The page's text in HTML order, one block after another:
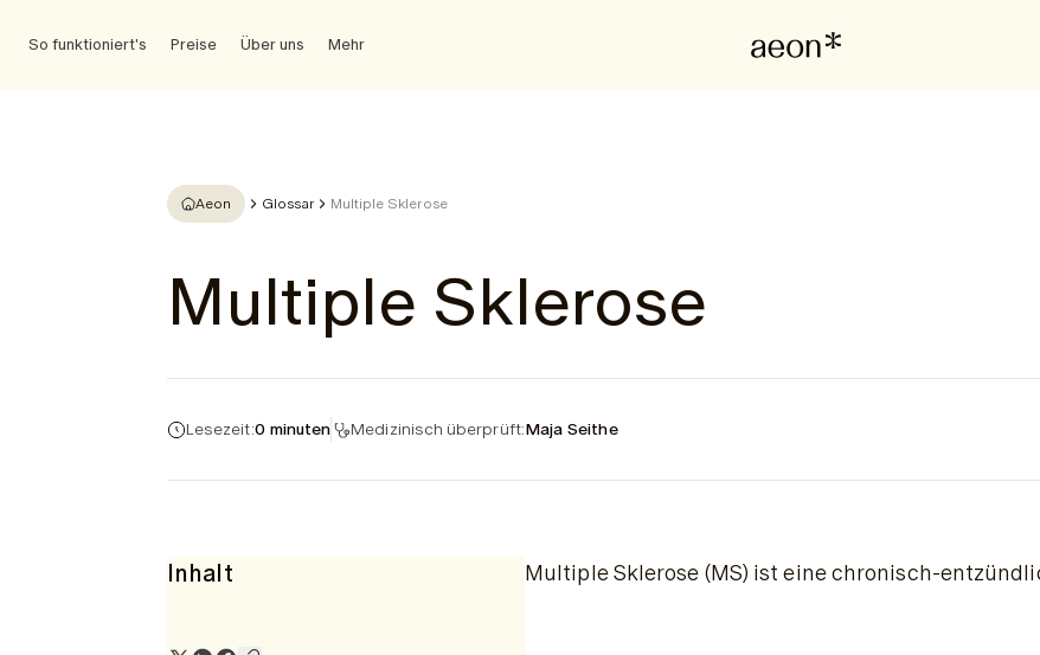
So funktioniert's Preise Über uns Mehr
Aeon Glossar Multiple Sklerose
Multiple Sklerose
Lesezeit:0 minuten Medizinisch überprüft:Maja Seithe
Inhalt Multiple Sklerose (MS) ist eine chronisch-